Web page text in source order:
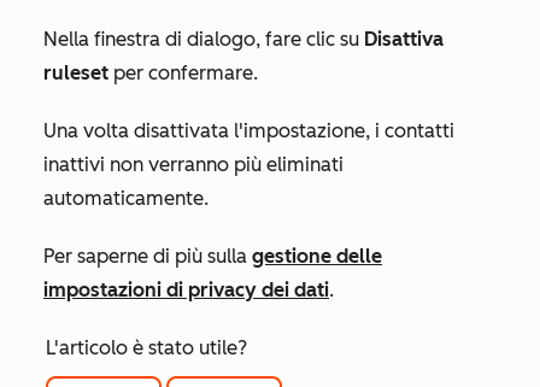
Nella finestra di dialogo, fare clic su Disattiva
ruleset per confermare.
Una volta disattivata l'impostazione, i contatti
inattivi non verranno più eliminati
automaticamente.
Per saperne di più sulla gestione delle
impostazioni di privacy dei dati.
L'articolo è stato utile?